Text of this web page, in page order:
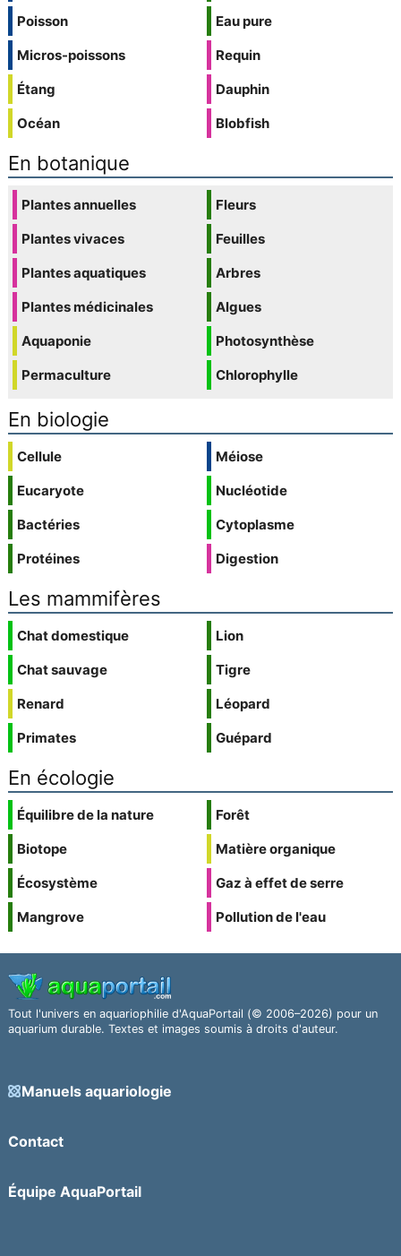
Poisson
Micros-poissons
Étang
Océan
Eau pure
Requin
Dauphin
Blobfish
En botanique
Plantes annuelles
Plantes vivaces
Plantes aquatiques
Plantes médicinales
Aquaponie
Permaculture
Fleurs
Feuilles
Arbres
Algues
Photosynthèse
Chlorophylle
En biologie
Cellule
Eucaryote
Bactéries
Protéines
Méiose
Nucléotide
Cytoplasme
Digestion
Les mammifères
Chat domestique
Chat sauvage
Renard
Primates
Lion
Tigre
Léopard
Guépard
En écologie
Équilibre de la nature
Biotope
Écosystème
Mangrove
Forêt
Matière organique
Gaz à effet de serre
Pollution de l'eau
Tout l'univers en aquariophilie d'AquaPortail (© 2006–2026) pour un
aquarium durable. Textes et images soumis à droits d'auteur.
Manuels aquariologie
Contact
Équipe AquaPortail